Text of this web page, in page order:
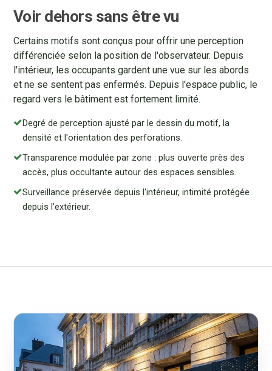
Voir dehors sans être vu
Certains motifs sont conçus pour offrir une perception
différenciée selon la position de l'observateur. Depuis
l'intérieur, les occupants gardent une vue sur les abords
et ne se sentent pas enfermés. Depuis l'espace public, le
regard vers le bâtiment est fortement limité.
Degré de perception ajusté par le dessin du motif, la
densité et l'orientation des perforations.
Transparence modulée par zone : plus ouverte près des
accès, plus occultante autour des espaces sensibles.
Surveillance préservée depuis l'intérieur, intimité protégée
depuis l'extérieur.